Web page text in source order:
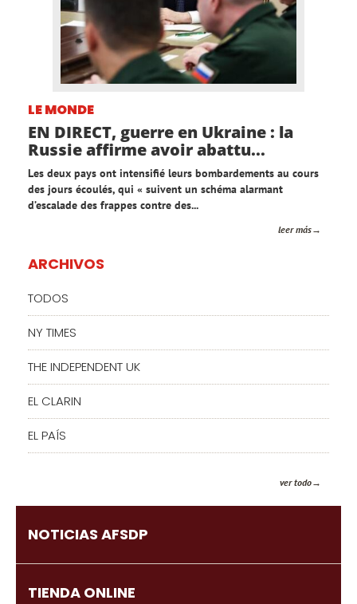
LE MONDE
EN DIRECT, guerre en Ukraine : la
Russie affirme avoir abattu...
Les deux pays ont intensifié leurs bombardements au cours
des jours écoulés, qui « suivent un schéma alarmant
d’escalade des frappes contre des...
leer más
ARCHIVOS
TODOS
NY TIMES
THE INDEPENDENT UK
EL CLARIN
EL PAÍS
ver todo
NOTICIAS AFSDP
TIENDA ONLINE